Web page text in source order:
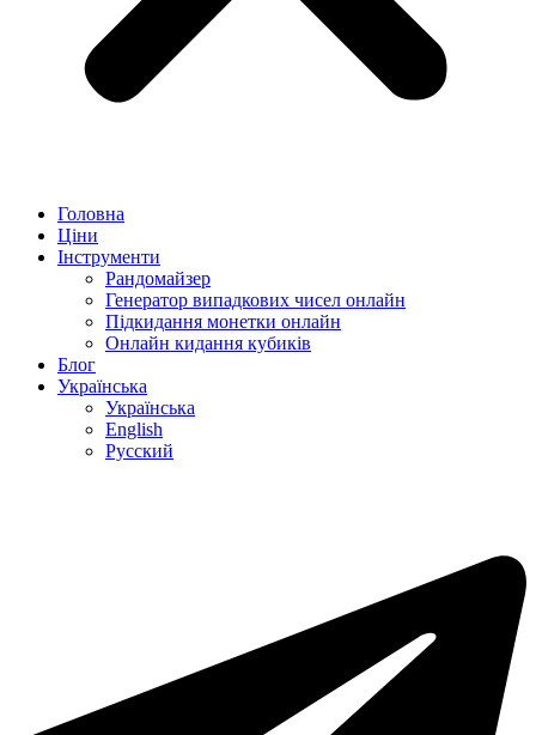
Головна
Ціни
Інструменти
Рандомайзер
Генератор випадкових чисел онлайн
Підкидання монетки онлайн
Онлайн кидання кубиків
Блог
Українська
Українська
English
Русский